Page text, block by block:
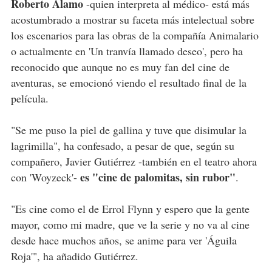
Roberto Álamo-quien interpreta al médico- está más
acostumbrado a mostrar su faceta más intelectual sobre
los escenarios para las obras de la compañía Animalario
o actualmente en 'Un tranvía llamado deseo', pero ha
reconocido que aunque no es muy fan del cine de
aventuras, se emocionó viendo el resultado final de la
película.
"Se me puso la piel de gallina y tuve que disimular la
lagrimilla", ha confesado, a pesar de que, según su
compañero, Javier Gutiérrez -también en el teatro ahora
con 'Woyzeck'- es "cine de palomitas, sin rubor".
"Es cine como el de Errol Flynn y espero que la gente
mayor, como mi madre, que ve la serie y no va al cine
desde hace muchos años, se anime para ver 'Águila
Roja'", ha añadido Gutiérrez.